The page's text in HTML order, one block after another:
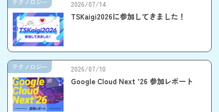
2026/07/14
TSKaigi2026に参加してきました！
2026/07/10
Google Cloud Next ’26 参加レポート
テクノロジー